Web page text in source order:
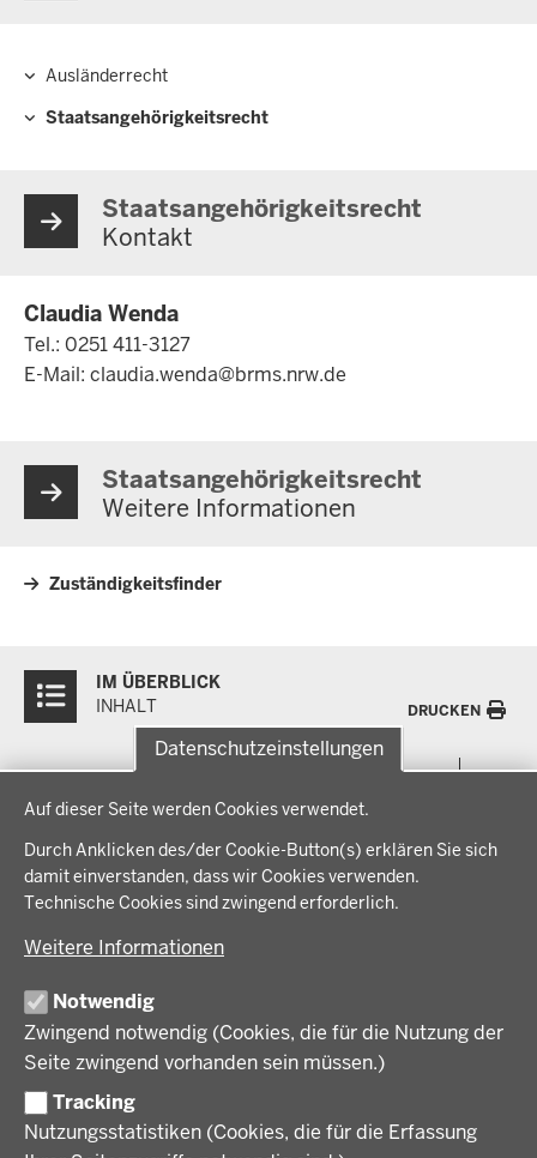
Datenschutzeinstellungen
Auf dieser Seite werden Cookies verwendet.
Durch Anklicken des/der Cookie-Button(s) erklären Sie sich
damit einverstanden, dass wir Cookies verwenden.
Technische Cookies sind zwingend erforderlich.
Weitere Informationen
Notwendig
Zwingend notwendig (Cookies, die für die Nutzung der
Seite zwingend vorhanden sein müssen.)
Tracking
Nutzungsstatistiken (Cookies, die für die Erfassung
Ausländerrecht
Staatsangehörigkeitsrecht
Staatsangehörigkeitsrecht
Kontakt
Claudia Wenda
Tel.: 0251 411-3127
E-Mail: claudia.wenda@brms.nrw.de
Staatsangehörigkeitsrecht
Weitere Informationen
Zuständigkeitsfinder
Inhalte
IM ÜBERBLICK
INHALT
DRUCKEN
der
Fußzeile
THEMEN
Bauen, Planen und Verkehr
Bildung, Schule und Sport
Regionalplanung und Regionalrat
Wirtschaft, Kultur und Kommunales
IM FOKUS
Energiewende AG
Zusammenarbeit mit den Niederlanden
BEZIRKSREGIERUNG
Regierungsbezirk Münster
Geschichte und Gegenwart
Behördenleitung
Förderlotsinnen und Förderlotsen
KARRIERE UND AUSBILDUNG
Stellenangebote
Ausbildung
VERFAHREN UND BEKANNTMACHUNGEN